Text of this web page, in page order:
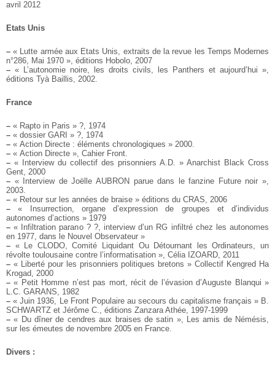
avril 2012
Etats Unis
– « Lutte armée aux Etats Unis, extraits de la revue les Temps Modernes
n°286, Mai 1970 », éditions Hobolo, 2007
– « L’autonomie noire, les droits civils, les Panthers et aujourd’hui »,
éditions Tyà Baillis, 2002.
France
– « Rapto in Paris » ?, 1974
– « dossier GARI » ?, 1974
– « Action Directe : éléments chronologiques » 2000.
– « Action Directe », Cahier Front.
– « Interview du collectif des prisonniers A.D. » Anarchist Black Cross
Gent, 2000
– « Interview de Joëlle AUBRON parue dans le fanzine Future noir »,
2003.
– « Retour sur les années de braise » éditions du CRAS, 2006
– « Insurrection, organe d’expression de groupes et d’individus
autonomes d’actions » 1979
– « Infiltration parano ? ?, interview d’un RG infiltré chez les autonomes
en 1977, dans le Nouvel Observateur »
– « Le CLODO, Comité Liquidant Ou Détournant les Ordinateurs, un
révolte toulousaine contre l’informatisation », Célia IZOARD, 2011
– « Liberté pour les prisonniers politiques bretons » Collectif Kengred Ha
Krogad, 2000
– « Petit Homme n’est pas mort, récit de l’évasion d’Auguste Blanqui »
L.C. GARANS, 1982
– « Juin 1936, Le Front Populaire au secours du capitalisme français » B.
SCHWARTZ et Jérôme C., éditions Zanzara Athée, 1997-1999
– « Du dîner de cendres aux braises de satin », Les amis de Némésis,
sur les émeutes de novembre 2005 en France.
Divers :